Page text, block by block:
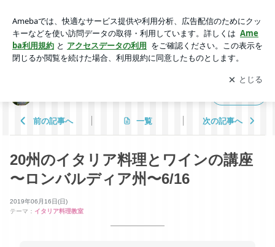
6 | mayaの軽井沢日記
アプリをダウンロードして ブログの更新通知
を受け取りまし
ょう。
開く
前の記事へ 一覧 次の記事へ
20州のイタリア料理とワインの講座
〜ロンバルディア州〜6/16
2019年06月16日(日)
テーマ： イタリア料理教室